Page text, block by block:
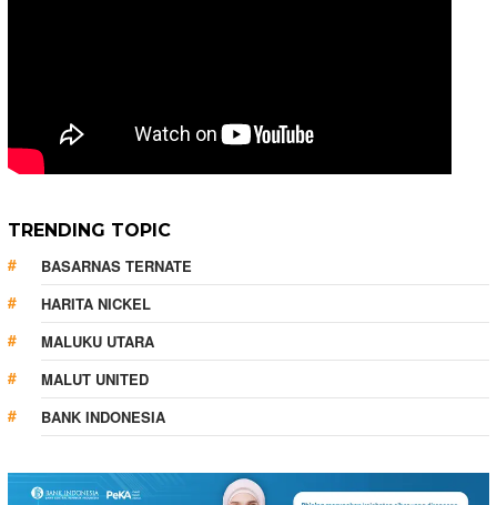
TRENDING TOPIC
BASARNAS TERNATE
HARITA NICKEL
MALUKU UTARA
MALUT UNITED
BANK INDONESIA